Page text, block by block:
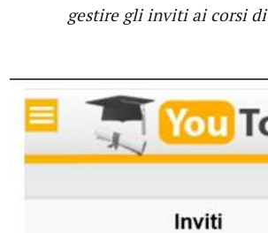
gestire gli inviti ai corsi